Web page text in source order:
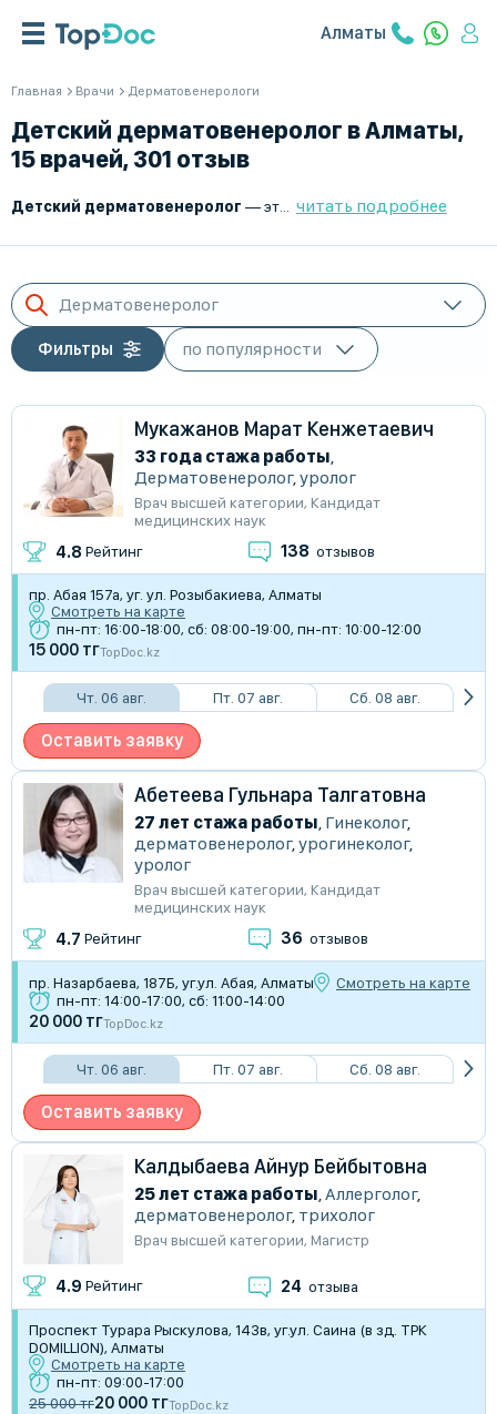
Алматы
Главная Врачи Дерматовенерологи
Детский дерматовенеролог в Алматы,
15 врачей, 301 отзыв
Детский дерматовенеролог — это врач, который занимается диагностикой, лечением и профилактикой заболеваний кожи, волос, ногтей, а также инфекций, передающихся половым путем, у детей и подростков. Он помогает выявлять и лечить дерматологические и венерические патологии, обеспечивая здоровье кожного покрова и слизистых оболочек. читать подробнее
Дерматовенеролог
Фильтры
Мукажанов Марат Кенжетаевич
33 года стажа работы,
Дерматовенеролог,уролог
Врач высшей категории, Кандидат
медицинских наук
4.8 Рейтинг 138 отзывов
пр. Абая 157а, уг. ул. Розыбакиева, Алматы
Смотреть на карте
пн-пт: 16:00-18:00, сб: 08:00-19:00, пн-пт: 10:00-12:00
15 000 тгTopDoc.kz
Чт. 06 авг. Пт. 07 авг. Сб. 08 авг.
Оставить заявку
Абетеева Гульнара Талгатовна
27 лет стажа работы, Гинеколог,
дерматовенеролог,урогинеколог,
уролог
Врач высшей категории, Кандидат
медицинских наук
4.7 Рейтинг 36 отзывов
пр. Назарбаева, 187Б, уг.ул. Абая, Алматы
Смотреть на карте
пн-пт: 14:00-17:00, сб: 11:00-14:00
20 000 тгTopDoc.kz
Чт. 06 авг. Пт. 07 авг. Сб. 08 авг.
Оставить заявку
Калдыбаева Айнур Бейбытовна
25 лет стажа работы,Аллерголог,
дерматовенеролог, трихолог
Врач высшей категории, Магистр
4.9 Рейтинг 24 отзыва
Проспект Турара Рыскулова, 143в, уг.ул. Саина (в зд. ТРК
DOMILLION), Алматы
Смотреть на карте
пн-пт: 09:00-17:00
25 000 тг20 000 тгTopDoc.kz